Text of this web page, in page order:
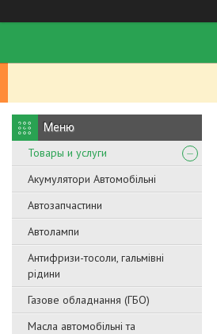
Товары и услуги
Акумулятори Автомобільні
Автозапчастини
Автолампи
Антифризи-тосоли, гальмівні
рідини
Газове обладнання (ГБО)
Масла автомобільні та